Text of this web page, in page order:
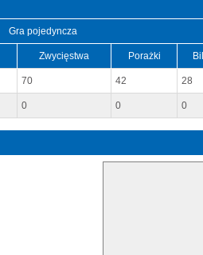
Gra pojedyncza
Zwycięstwa Porażki
70 42 28
0 0 0